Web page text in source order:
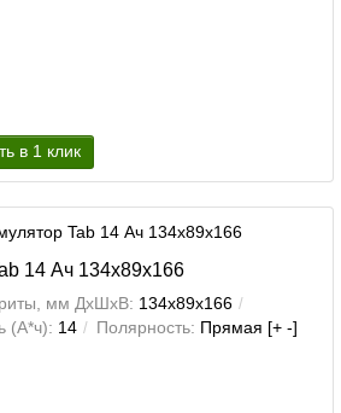
в 1 клик
14 Ач 134x89x166
мм ДхШхВ: 134x89x166
(А*ч): 14 Полярность: Прямая [+ -]